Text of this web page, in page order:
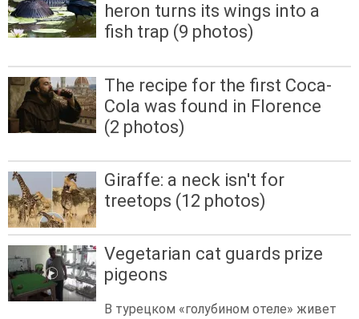
heron turns its wings into a
fish trap (9 photos)
The recipe for the first Coca-
Cola was found in Florence
(2 photos)
Giraffe: a neck isn't for
treetops (12 photos)
Vegetarian cat guards prize
pigeons
В турецком «голубином отеле» живет